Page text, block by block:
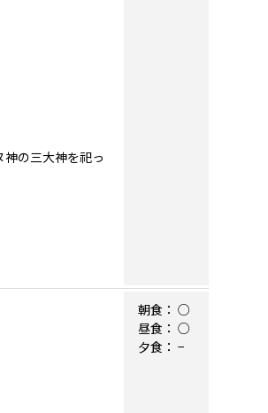
の三大神を祀っ
朝食： ○
昼食： ○
夕食： −